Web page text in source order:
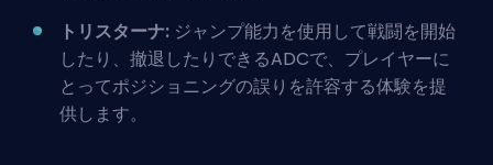
トリスターナ: ジャンプ能力を使用して戦闘を開始
したり、撤退したりできるADCで、プレイヤーに
とってポジショニングの誤りを許容する体験を提
供します。